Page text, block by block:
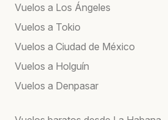
Vuelos a Los Ángeles
Vuelos a Tokio
Vuelos a Ciudad de México
Vuelos a Holguín
Vuelos a Denpasar